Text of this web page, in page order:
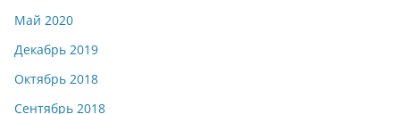
Май 2020
Декабрь 2019
Октябрь 2018
Сентябрь 2018